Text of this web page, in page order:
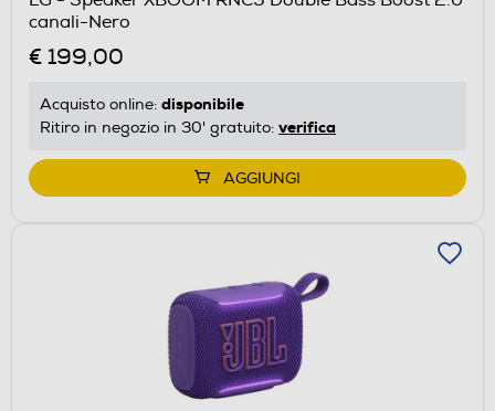
canali-Nero
€ 199,00
Acquisto online: disponibile
Ritiro in negozio in 30' gratuito: verifica
AGGIUNGI